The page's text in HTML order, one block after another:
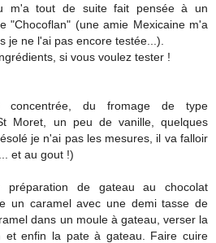
m'a tout de suite fait pensée à un
"Chocoflan" (une amie Mexicaine m'a
je ne l'ai pas encore testée...).
si vous voulez tester !
du fromage de type
Moret, un peu de vanille, quelques
je n'ai pas les mesures, il va falloir
et au gout !)
préparation de gateau au chocolat
un caramel avec une demi tasse de
dans un moule à gateau, verser la
et enfin la pate à gateau. Faire cuire